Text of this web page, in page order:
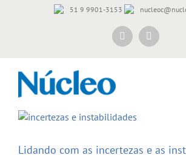
51 9 9901-3153
InstagramFacebook
Lidando com as incertezas e as